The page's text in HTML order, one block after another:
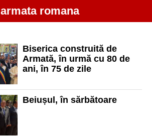
armata romana
Biserica construită de
Armată, în urmă cu 80 de
ani, în 75 de zile
Beiușul, în sărbătoare